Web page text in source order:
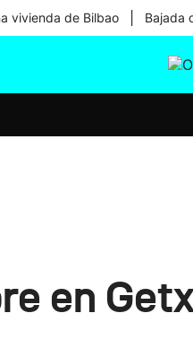
vivienda de Bilbao Bajada
en